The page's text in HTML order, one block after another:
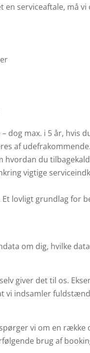
serviceaftale, må
max. i 5 år, hvis
af udefrakommende.
du
vigtige
lovligt grundlag for
om dig, hvilke
giver det til os.
vi indsamler
vi om en række
brug af